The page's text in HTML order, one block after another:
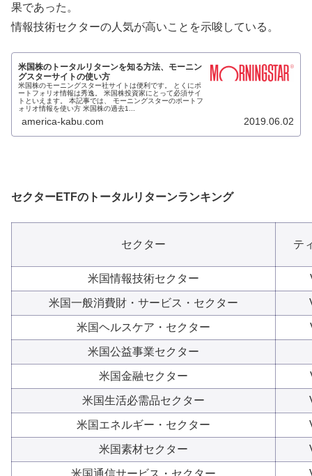
果であった。
情報技術セクターの人気が高いことを示唆している。
米国株のトータルリターンを知る方法、モーニン
グスターサイトの使い方
米国株のモーニングスター社サイトは便利です。 とくにポ
ートフォリオ情報は秀逸。 米国株投資家にとって必須サイ
トといえます。 本記事では、 モーニングスターのポートフ
ォリオ情報を使い方 米国株の過去1...
america-kabu.com 2019.06.02
セクターETFのトータルリターンランキング
セクター テ
米国情報技術セクター
米国一般消費財・サービス・セクター
米国ヘルスケア・セクター
米国公益事業セクター
米国金融セクター
米国生活必需品セクター
米国エネルギー・セクター
米国素材セクター